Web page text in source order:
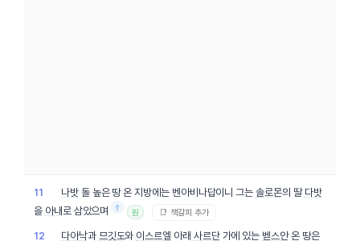
11 나밧돌 높은 땅 온 지방에는 벤아비나답이니 그는솔로몬의 딸 다밧
을 아내로 삼았으며 † 원 📑 책갈피 추가
12 다아낙과 므깃도와 이스르엘 아래 사르단가에 있는 벧스안온 땅은